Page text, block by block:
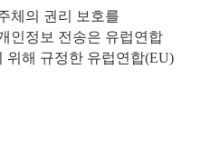
체의 권리 보호를
인정보 전송은 유럽연합
위해 규정한 유럽연합(EU)